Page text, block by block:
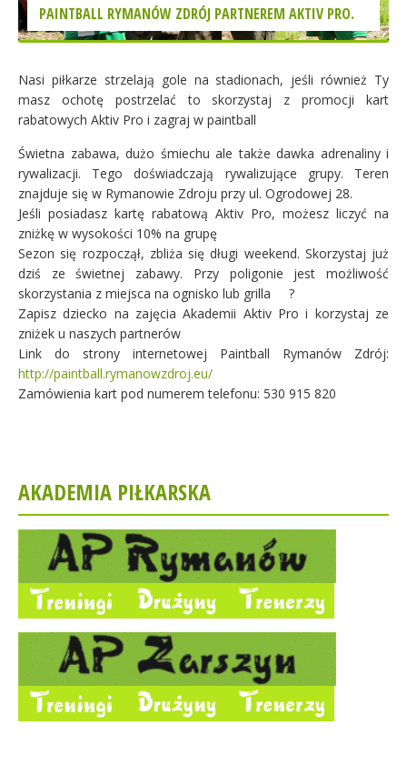
PAINTBALL RYMANÓW ZDRÓJ PARTNEREM AKTIV PRO.
Nasi piłkarze strzelają gole na stadionach, jeśli również Ty
masz ochotę postrzelać to skorzystaj z promocji kart
rabatowych Aktiv Pro i zagraj w paintball
Świetna zabawa, dużo śmiechu ale także dawka adrenaliny i
rywalizacji. Tego doświadczają rywalizujące grupy. Teren
znajduje się w Rymanowie Zdroju przy ul. Ogrodowej 28.
Jeśli posiadasz kartę rabatową Aktiv Pro, możesz liczyć na
zniżkę w wysokości 10% na grupę
Sezon się rozpoczął, zbliża się długi weekend. Skorzystaj już
dziś ze świetnej zabawy. Przy poligonie jest możliwość
skorzystania z miejsca na ognisko lub grilla
?
Zapisz dziecko na zajęcia Akademii Aktiv Pro i korzystaj ze
zniżek u naszych partnerów
Link do strony internetowej Paintball Rymanów Zdrój:
http://paintball.rymanowzdroj.eu/
Zamówienia kart pod numerem telefonu: 530 915 820
AKADEMIA PIŁKARSKA